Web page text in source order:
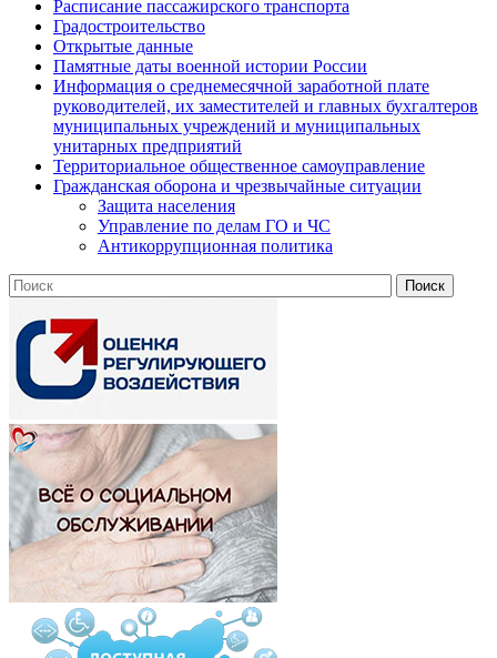
Расписание пассажирского транспорта
Градостроительство
Открытые данные
Памятные даты военной истории России
Информация о среднемесячной заработной плате
руководителей, их заместителей и главных бухгалтеров
муниципальных учреждений и муниципальных
унитарных предприятий
Территориальное общественное самоуправление
Гражданская оборона и чрезвычайные ситуации
Защита населения
Управление по делам ГО и ЧС
Антикоррупционная политика